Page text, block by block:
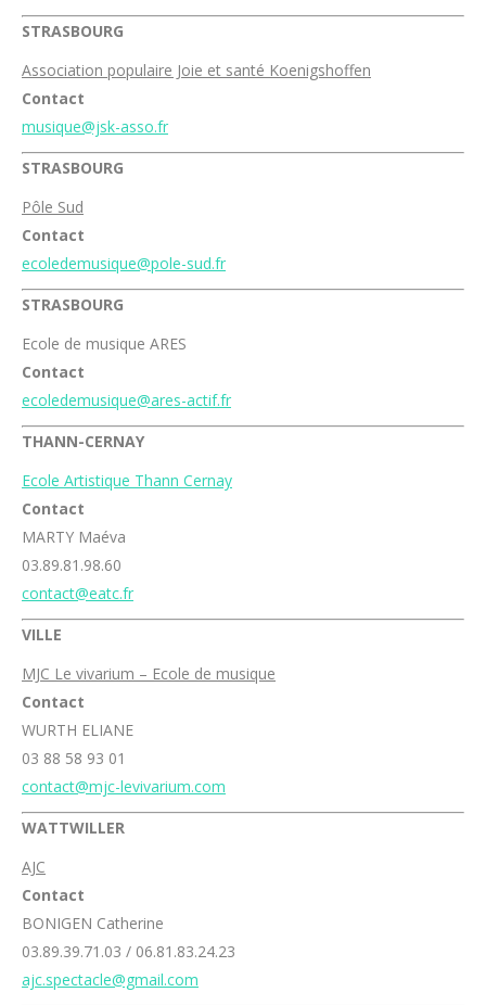
STRASBOURG
Association populaire Joie et santé Koenigshoffen
Contact
musique@jsk-asso.fr
STRASBOURG
Pôle Sud
Contact
ecoledemusique@pole-sud.fr
STRASBOURG
Ecole de musique ARES
Contact
ecoledemusique@ares-actif.fr
THANN-CERNAY
Ecole Artistique Thann Cernay
Contact
MARTY Maéva
03.89.81.98.60
contact@eatc.fr
VILLE
MJC Le vivarium – Ecole de musique
Contact
WURTH ELIANE
03 88 58 93 01
contact@mjc-levivarium.com
WATTWILLER
AJC
Contact
BONIGEN Catherine
03.89.39.71.03 / 06.81.83.24.23
ajc.spectacle@gmail.com